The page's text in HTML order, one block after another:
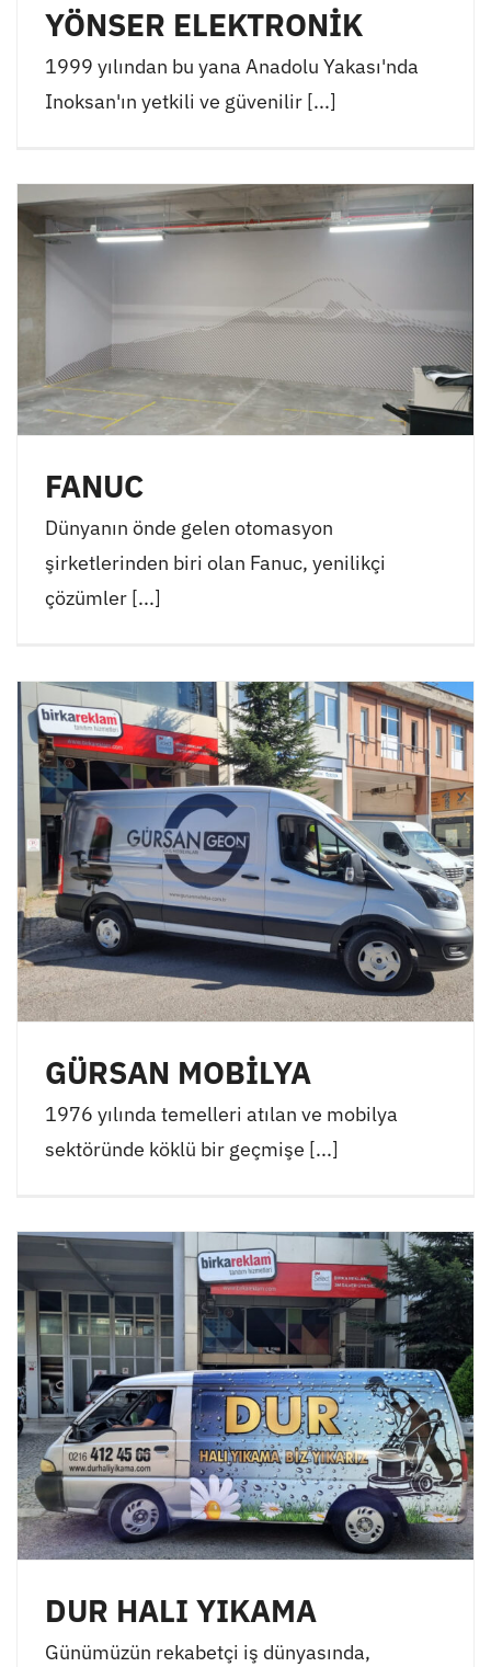
YÖNSER ELEKTRONİK
1999 yılından bu yana Anadolu Yakası'nda
Inoksan'ın yetkili ve güvenilir [...]
FANUC
Dünyanın önde gelen otomasyon
şirketlerinden biri olan Fanuc, yenilikçi
çözümler [...]
GÜRSAN MOBİLYA
1976 yılında temelleri atılan ve mobilya
sektöründe köklü bir geçmişe [...]
DUR HALI YIKAMA
Günümüzün rekabetçi iş dünyasında,